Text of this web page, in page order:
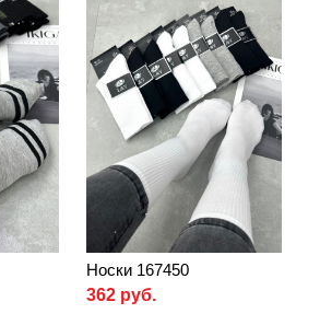
Носки 167450
362 руб.